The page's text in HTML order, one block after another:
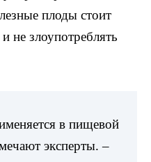
плоды стоит
не злоупотреблять
в пищевой
эксперты. –